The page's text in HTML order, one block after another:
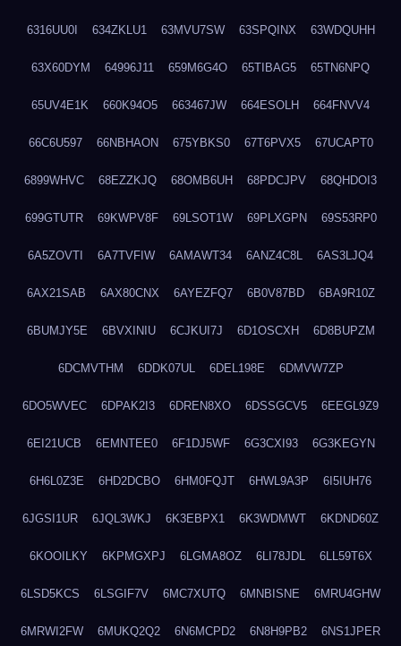
6316UU0I 634ZKLU1 63MVU7SW 63SPQINX 63WDQUHH
63X60DYM 64996J11 659M6G4O 65TIBAG5 65TN6NPQ
65UV4E1K 660K94O5 663467JW 664ESOLH 664FNVV4
66C6U597 66NBHAON 675YBKS0 67T6PVX5 67UCAPT0
6899WHVC 68EZZKJQ 68OMB6UH 68PDCJPV 68QHDOI3
699GTUTR 69KWPV8F 69LSOT1W 69PLXGPN 69S53RP0
6A5ZOVTI 6A7TVFIW 6AMAWT34 6ANZ4C8L 6AS3LJQ4
6AX21SAB 6AX80CNX 6AYEZFQ7 6B0V87BD 6BA9R10Z
6BUMJY5E 6BVXINIU 6CJKUI7J 6D1OSCXH 6D8BUPZM
6DCMVTHM 6DDK07UL 6DEL198E 6DMVW7ZP
6DO5WVEC 6DPAK2I3 6DREN8XO 6DSSGCV5 6EEGL9Z9
6EI21UCB 6EMNTEE0 6F1DJ5WF 6G3CXI93 6G3KEGYN
6H6L0Z3E 6HD2DCBO 6HM0FQJT 6HWL9A3P 6I5IUH76
6JGSI1UR 6JQL3WKJ 6K3EBPX1 6K3WDMWT 6KDND60Z
6KOOILKY 6KPMGXPJ 6LGMA8OZ 6LI78JDL 6LL59T6X
6LSD5KCS 6LSGIF7V 6MC7XUTQ 6MNBISNE 6MRU4GHW
6MRWI2FW 6MUKQ2Q2 6N6MCPD2 6N8H9PB2 6NS1JPER